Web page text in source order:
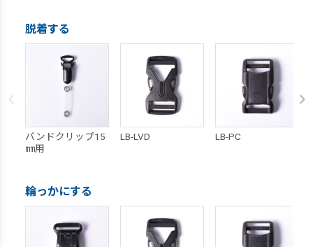
脱着する
バンドクリップ15
㎜用
LB-LVD LB-PC
輪っかにする